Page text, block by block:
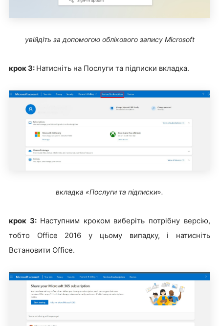
увійдіть за допомогою облікового запису Microsoft
крок 3: Натисніть на Послуги та підписки вкладка.
вкладка «Послуги та підписки».
крок 3: Наступним кроком виберіть потрібну версію,
тобто Office 2016 у цьому випадку, і натисніть
Встановити Office.